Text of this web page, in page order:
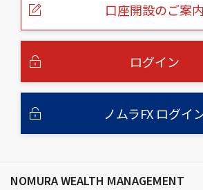
口座開設のご案内
ログイン
ノムラFX ログイ
NOMURA WEALTH MANAGEMENT